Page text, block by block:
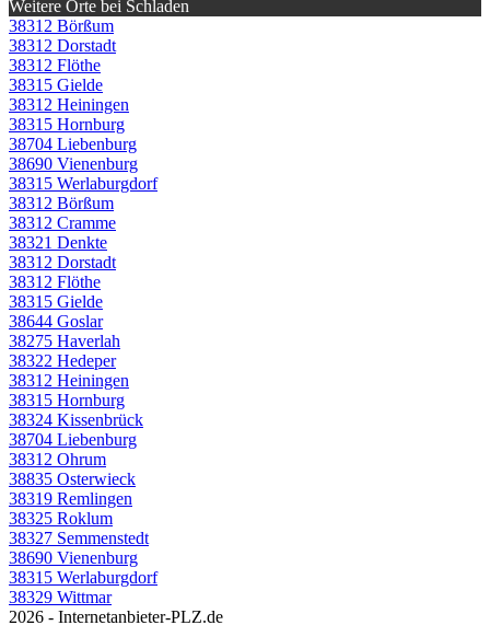
Weitere Orte bei Schladen
38312 Börßum
38312 Dorstadt
38312 Flöthe
38315 Gielde
38312 Heiningen
38315 Hornburg
38704 Liebenburg
38690 Vienenburg
38315 Werlaburgdorf
38312 Börßum
38312 Cramme
38321 Denkte
38312 Dorstadt
38312 Flöthe
38315 Gielde
38644 Goslar
38275 Haverlah
38322 Hedeper
38312 Heiningen
38315 Hornburg
38324 Kissenbrück
38704 Liebenburg
38312 Ohrum
38835 Osterwieck
38319 Remlingen
38325 Roklum
38327 Semmenstedt
38690 Vienenburg
38315 Werlaburgdorf
38329 Wittmar
2026 - Internetanbieter-PLZ.de